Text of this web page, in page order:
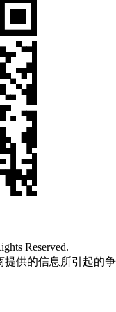
Reserved.
供的信息所引起的争